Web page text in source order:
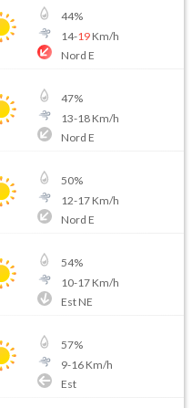
44%
14-19Km/h
Nord E
47%
13-18Km/h
Nord E
50%
12-17Km/h
Nord E
54%
10-17Km/h
Est NE
57%
9-16Km/h
Est